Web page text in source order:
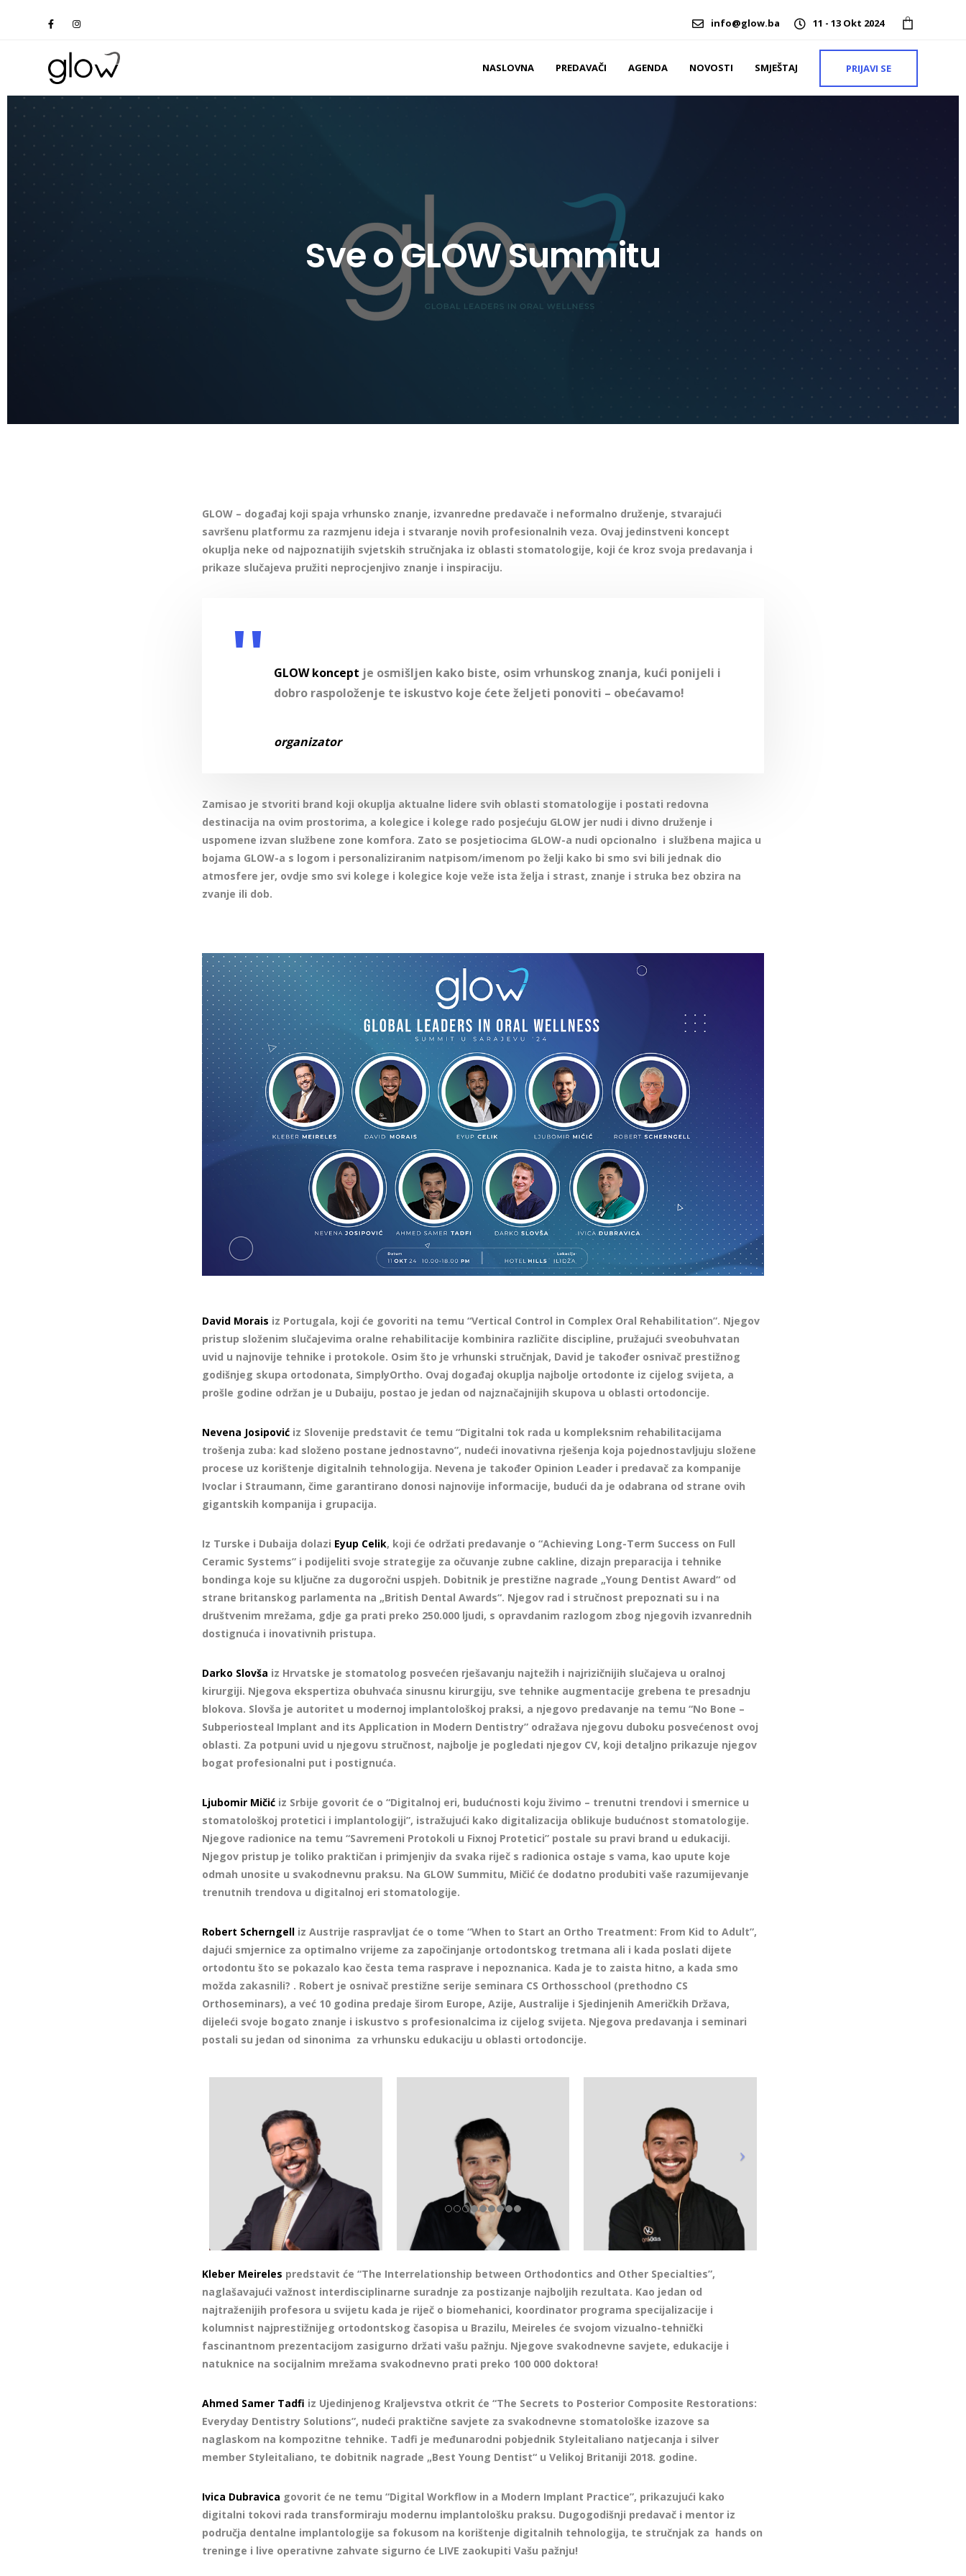
info@glow.ba 11 - 13 Okt 2024
NASLOVNA PREDAVAČI AGENDA NOVOSTI SMJEŠTAJ PRIJAVI SE
Sve o GLOW Summitu
GLOW – događaj koji spaja vrhunsko znanje, izvanredne predavače i neformalno druženje, stvarajući
savršenu platformu za razmjenu ideja i stvaranje novih profesionalnih veza. Ovaj jedinstveni koncept
okuplja neke od najpoznatijih svjetskih stručnjaka iz oblasti stomatologije, koji će kroz svoja predavanja i
prikaze slučajeva pružiti neprocjenjivo znanje i inspiraciju.
GLOW koncept je osmišljen kako biste, osim vrhunskog znanja, kući ponijeli i
dobro raspoloženje te iskustvo koje ćete željeti ponoviti – obećavamo!
organizator
Zamisao je stvoriti brand koji okuplja aktualne lidere svih oblasti stomatologije i postati redovna
destinacija na ovim prostorima, a kolegice i kolege rado posjećuju GLOW jer nudi i divno druženje i
uspomene izvan službene zone komfora. Zato se posjetiocima GLOW-a nudi opcionalno i službena majica u
bojama GLOW-a s logom i personaliziranim natpisom/imenom po želji kako bi smo svi bili jednak dio
atmosfere jer, ovdje smo svi kolege i kolegice koje veže ista želja i strast, znanje i struka bez obzira na
zvanje ili dob.
David Morais iz Portugala, koji će govoriti na temu “Vertical Control in Complex Oral Rehabilitation”. Njegov
pristup složenim slučajevima oralne rehabilitacije kombinira različite discipline, pružajući sveobuhvatan
uvid u najnovije tehnike i protokole. Osim što je vrhunski stručnjak, David je također osnivač prestižnog
godišnjeg skupa ortodonata, SimplyOrtho. Ovaj događaj okuplja najbolje ortodonte iz cijelog svijeta, a
prošle godine održan je u Dubaiju, postao je jedan od najznačajnijih skupova u oblasti ortodoncije.
Nevena Josipović iz Slovenije predstavit će temu “Digitalni tok rada u kompleksnim rehabilitacijama
trošenja zuba: kad složeno postane jednostavno”, nudeći inovativna rješenja koja pojednostavljuju složene
procese uz korištenje digitalnih tehnologija. Nevena je također Opinion Leader i predavač za kompanije
Ivoclar i Straumann, čime garantirano donosi najnovije informacije, budući da je odabrana od strane ovih
gigantskih kompanija i grupacija.
Iz Turske i Dubaija dolazi Eyup Celik, koji će održati predavanje o “Achieving Long-Term Success on Full
Ceramic Systems” i podijeliti svoje strategije za očuvanje zubne cakline, dizajn preparacija i tehnike
bondinga koje su ključne za dugoročni uspjeh. Dobitnik je prestižne nagrade „Young Dentist Award“ od
strane britanskog parlamenta na „British Dental Awards“. Njegov rad i stručnost prepoznati su i na
društvenim mrežama, gdje ga prati preko 250.000 ljudi, s opravdanim razlogom zbog njegovih izvanrednih
dostignuća i inovativnih pristupa.
Darko Slovša iz Hrvatske je stomatolog posvećen rješavanju najtežih i najrizičnijih slučajeva u oralnoj
kirurgiji. Njegova ekspertiza obuhvaća sinusnu kirurgiju, sve tehnike augmentacije grebena te presadnju
blokova. Slovša je autoritet u modernoj implantološkoj praksi, a njegovo predavanje na temu “No Bone –
Subperiosteal Implant and its Application in Modern Dentistry” odražava njegovu duboku posvećenost ovoj
oblasti. Za potpuni uvid u njegovu stručnost, najbolje je pogledati njegov CV, koji detaljno prikazuje njegov
bogat profesionalni put i postignuća.
Ljubomir Mičić iz Srbije govorit će o “Digitalnoj eri, budućnosti koju živimo – trenutni trendovi i smernice u
stomatološkoj protetici i implantologiji”, istražujući kako digitalizacija oblikuje budućnost stomatologije.
Njegove radionice na temu “Savremeni Protokoli u Fixnoj Protetici” postale su pravi brand u edukaciji.
Njegov pristup je toliko praktičan i primjenjiv da svaka riječ s radionica ostaje s vama, kao upute koje
odmah unosite u svakodnevnu praksu. Na GLOW Summitu, Mičić će dodatno produbiti vaše razumijevanje
trenutnih trendova u digitalnoj eri stomatologije.
Robert Scherngell iz Austrije raspravljat će o tome “When to Start an Ortho Treatment: From Kid to Adult”,
dajući smjernice za optimalno vrijeme za započinjanje ortodontskog tretmana ali i kada poslati dijete
ortodontu što se pokazalo kao česta tema rasprave i nepoznanica. Kada je to zaista hitno, a kada smo
možda zakasnili? . Robert je osnivač prestižne serije seminara CS Orthosschool (prethodno CS
Orthoseminars), a već 10 godina predaje širom Europe, Azije, Australije i Sjedinjenih Američkih Država,
dijeleći svoje bogato znanje i iskustvo s profesionalcima iz cijelog svijeta. Njegova predavanja i seminari
postali su jedan od sinonima za vrhunsku edukaciju u oblasti ortodoncije.
Kleber Meireles predstavit će “The Interrelationship between Orthodontics and Other Specialties”,
naglašavajući važnost interdisciplinarne suradnje za postizanje najboljih rezultata. Kao jedan od
najtraženijih profesora u svijetu kada je riječ o biomehanici, koordinator programa specijalizacije i
kolumnist najprestižnijeg ortodontskog časopisa u Brazilu, Meireles će svojom vizualno-tehnički
fascinantnom prezentacijom zasigurno držati vašu pažnju. Njegove svakodnevne savjete, edukacije i
natuknice na socijalnim mrežama svakodnevno prati preko 100 000 doktora!
Ahmed Samer Tadfi iz Ujedinjenog Kraljevstva otkrit će “The Secrets to Posterior Composite Restorations:
Everyday Dentistry Solutions”, nudeći praktične savjete za svakodnevne stomatološke izazove sa
naglaskom na kompozitne tehnike. Tadfi je međunarodni pobjednik Styleitaliano natjecanja i silver
member Styleitaliano, te dobitnik nagrade „Best Young Dentist“ u Velikoj Britaniji 2018. godine.
Ivica Dubravica govorit će ne temu “Digital Workflow in a Modern Implant Practice”, prikazujući kako
digitalni tokovi rada transformiraju modernu implantološku praksu. Dugogodišnji predavač i mentor iz
područja dentalne implantologije sa fokusom na korištenje digitalnih tehnologija, te stručnjak za hands on
treninge i live operativne zahvate sigurno će LIVE zaokupiti Vašu pažnju!